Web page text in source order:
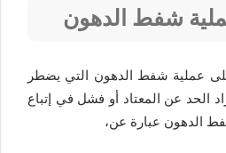
شفط الدهون
عملية شفط الدهون التي يضطر
زاد الحد عن المعتاد أو فشل في إتباع
شفط الدهون عبارة عن،